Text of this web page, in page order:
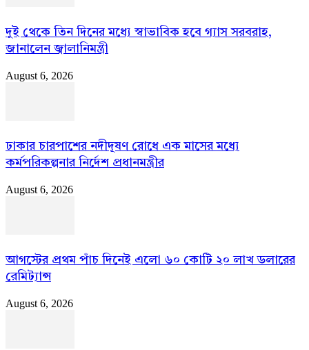
দুই থেকে তিন দিনের মধ্যে স্বাভাবিক হবে গ্যাস সরবরাহ,
জানালেন জ্বালানিমন্ত্রী
August 6, 2026
ঢাকার চারপাশের নদীদূষণ রোধে এক মাসের মধ্যে
কর্মপরিকল্পনার নির্দেশ প্রধানমন্ত্রীর
August 6, 2026
আগস্টের প্রথম পাঁচ দিনেই এলো ৬০ কোটি ২০ লাখ ডলারের
রেমিট্যান্স
August 6, 2026